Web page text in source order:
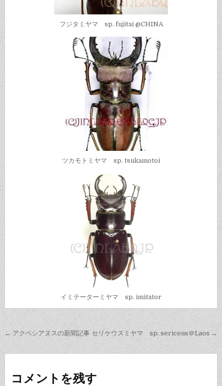
フジタミヤマ sp. fujitai @CHINA
ツカモトミヤマ sp. tsukamotoi
イミテーターミヤマ sp. imitator
投
稿
ナ
ビ
← アクベシアヌスの新聞記事 セリケウスミヤマ sp. sericeus＠Laos →
コメントを残す